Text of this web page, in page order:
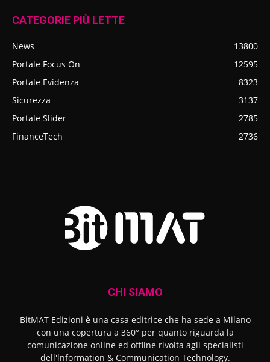
CATEGORIE PIÙ LETTE
News
13800
Portale Focus On
12595
Portale Evidenza
8323
Sicurezza
3137
Portale Slider
2785
FinanceTech
2736
CHI SIAMO
BitMAT Edizioni è una casa editrice che ha sede a Milano
con una copertura a 360° per quanto riguarda la
comunicazione online ed offline rivolta agli specialisti
dell'lnformation & Communication Technology.